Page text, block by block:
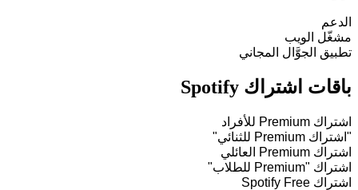
الدعم
مشغّل الويب
تطبيق الجوَّال المجاني
باقات اشتراك Spotify
اشتراك Premium للأفراد
"اشتراك Premium للثنائي"
اشتراك Premium العائلي
اشتراك "Premium للطلاب"
اشتراك Spotify Free